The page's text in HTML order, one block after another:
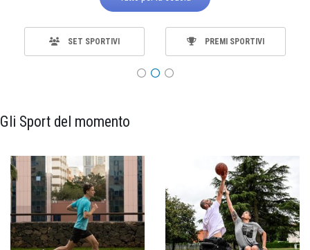
SET SPORTIVI PREMI SPORTIVI
Gli Sport del momento